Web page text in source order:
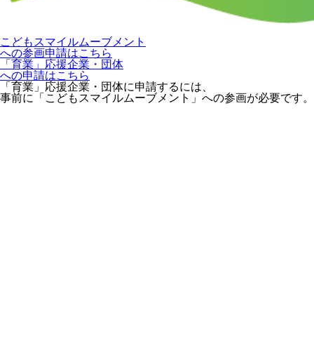
こどもスマイルムーブメント
への参画申請はこちら
「育業」応援企業・団体
への申請はこちら
「育業」応援企業・団体に申請するには、
事前に「こどもスマイルムーブメント」への参画が必要です。